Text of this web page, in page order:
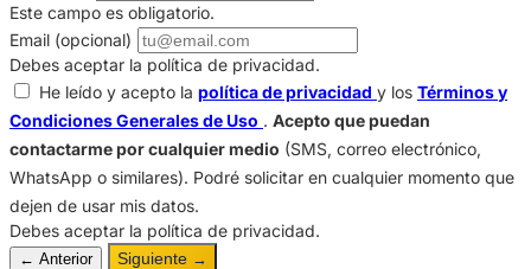
Este campo es obligatorio.
Email (opcional)
Debes aceptar la política de privacidad.
He leído y acepto la política de privacidad y los Términos y
Condiciones Generales de Uso . Acepto que puedan
contactarme por cualquier medio (SMS, correo electrónico,
WhatsApp o similares). Podré solicitar en cualquier momento que
dejen de usar mis datos.
Debes aceptar la política de privacidad.
← Anterior Siguiente →